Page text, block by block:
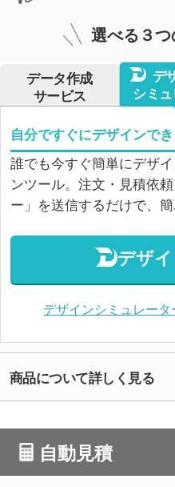
選べる３つ
データ作成
サービス
デ
シミ
自分ですぐにデザインでき
誰でも今すぐ簡単にデザ
ンツール。注文・見積依
ー」を送信するだけで、
デザ
デザインシミュレー
商品について詳しく見る
自動見積